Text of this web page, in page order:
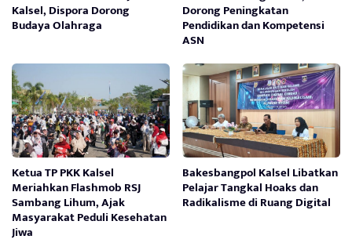
Kalsel, Dispora Dorong
Budaya Olahraga
Dorong Peningkatan
Pendidikan dan Kompetensi
ASN
Ketua TP PKK Kalsel
Meriahkan Flashmob RSJ
Sambang Lihum, Ajak
Masyarakat Peduli Kesehatan
Jiwa
Bakesbangpol Kalsel Libatkan
Pelajar Tangkal Hoaks dan
Radikalisme di Ruang Digital